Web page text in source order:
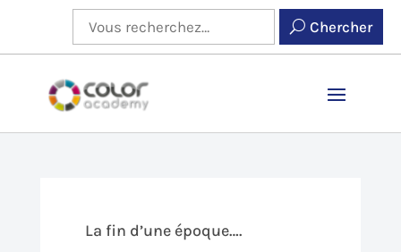
Chercher
La fin d’une époque….